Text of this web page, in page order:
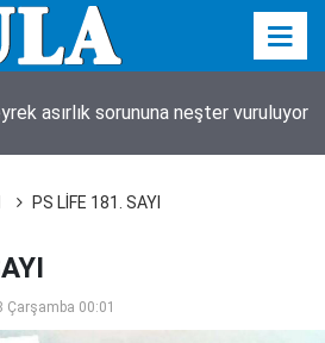
asırlık sorununa neşter vuruluyor
PS LİFE 181. SAYI
Çarşamba 00:01